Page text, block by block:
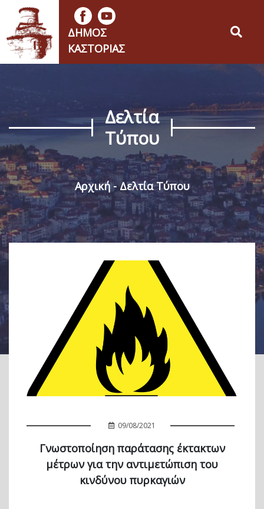
ΔΉΜΟΣ
ΚΑΣΤΟΡΙΆΣ
Δελτία
Τύπου
Αρχική Δελτία Τύπου
09/08/2021
Γνωστοποίηση παράτασης έκτακτων
μέτρων για την αντιμετώπιση του
κινδύνου πυρκαγιών